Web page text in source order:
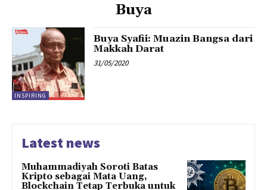
Buya
INSPIRING
Buya Syafii: Muazin Bangsa dari
Makkah Darat
31/05/2020
Latest news
Muhammadiyah Soroti Batas
Kripto sebagai Mata Uang,
Blockchain Tetap Terbuka untuk